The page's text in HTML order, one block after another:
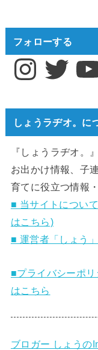
フォローする
InstagramTwitter
しょうラヂオ。に
『しょうラヂオ。
お出かけ情報、子
育てに役立つ情報
■ 当サイトについ
はこちら)
■ 運営者「しょう
■プライバシーポリ
はこちら
ブロガー しょうの